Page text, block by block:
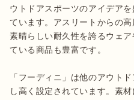
ウトドアスポーツのアイデア
ています。アスリートからの
素晴らしい耐久性を誇るウェ
ている商品も豊富です。
「フーディニ」は他のアウト
し高く設定されています。素